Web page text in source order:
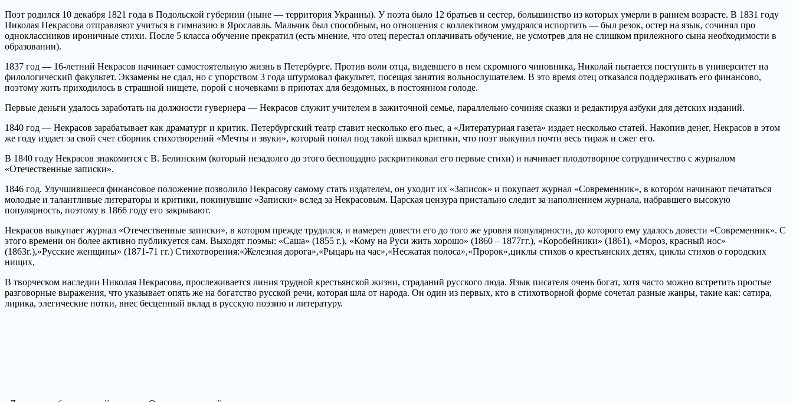
Поэт родился 10 декабря 1821 года в Подольской губернии (ныне — территория Украины). У поэта было 12 братьев и сестер, большинство из которых умерли в раннем возрасте. В 1831 году
Николая Некрасова отправляют учиться в гимназию в Ярославль. Мальчик был способным, но отношения с коллективом умудрялся испортить — был резок, остер на язык, сочинял про
одноклассников ироничные стихи. После 5 класса обучение прекратил (есть мнение, что отец перестал оплачивать обучение, не усмотрев для не слишком прилежного сына необходимости в
образовании).
1837 год — 16-летний Некрасов начинает самостоятельную жизнь в Петербурге. Против воли отца, видевшего в нем скромного чиновника, Николай пытается поступить в университет на
филологический факультет. Экзамены не сдал, но с упорством 3 года штурмовал факультет, посещая занятия вольнослушателем. В это время отец отказался поддерживать его финансово,
поэтому жить приходилось в страшной нищете, порой с ночевками в приютах для бездомных, в постоянном голоде.
Первые деньги удалось заработать на должности гувернера — Некрасов служит учителем в зажиточной семье, параллельно сочиняя сказки и редактируя азбуки для детских изданий.
1840 год — Некрасов зарабатывает как драматург и критик. Петербургский театр ставит несколько его пьес, а «Литературная газета» издает несколько статей. Накопив денег, Некрасов в этом
же году издает за свой счет сборник стихотворений «Мечты и звуки», который попал под такой шквал критики, что поэт выкупил почти весь тираж и сжег его.
В 1840 году Некрасов знакомится с В. Белинским (который незадолго до этого беспощадно раскритиковал его первые стихи) и начинает плодотворное сотрудничество с журналом
«Отечественные записки».
1846 год. Улучшившееся финансовое положение позволило Некрасову самому стать издателем, он уходит их «Записок» и покупает журнал «Современник», в котором начинают печататься
молодые и талантливые литераторы и критики, покинувшие «Записки» вслед за Некрасовым. Царская цензура пристально следит за наполнением журнала, набравшего высокую
популярность, поэтому в 1866 году его закрывают.
Некрасов выкупает журнал «Отечественные записки», в котором прежде трудился, и намерен довести его до того же уровня популярности, до которого ему удалось довести «Современник». С
этого времени он более активно публикуется сам. Выходят поэмы: «Саша» (1855 г.), «Кому на Руси жить хорошо» (1860 – 1877гг.), «Коробейники» (1861), «Мороз, красный нос»
(1863г.),«Русские женщины» (1871-71 гг.) Стихотворения:«Железная дорога»,«Рыцарь на час»,«Несжатая полоса»,«Пророк»,циклы стихов о крестьянских детях, циклы стихов о городских
нищих,
В творческом наследии Николая Некрасова, прослеживается линия трудной крестьянской жизни, страданий русского люда. Язык писателя очень богат, хотя часто можно встретить простые
разговорные выражения, что указывает опять же на богатство русской речи, которая шла от народа. Он один из первых, кто в стихотворной форме сочетал разные жанры, такие как: сатира,
лирика, элегические нотки, внес бесценный вклад в русскую поэзию и литературу.